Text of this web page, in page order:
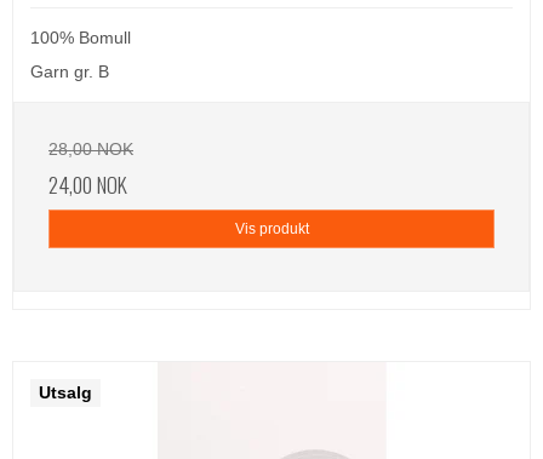
100% Bomull
Garn gr. B
28,00 NOK
24,00 NOK
Vis produkt
Utsalg